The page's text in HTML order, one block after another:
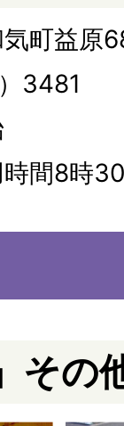
町益原
3481
間8時
その